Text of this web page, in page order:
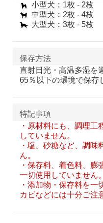
小型犬：1枚 - 2枚
中型犬：2枚 - 4枚
大型犬：3枚 - 5枚
保存方法
直射日光・高温多湿を
65％以下の環境で保存
特記事項
・原材料にも、調理工
していません。
・塩、砂糖など、調味
ん。
・保存料、着色料、膨
一切使用していません。
・添加物・保存料を
カビなどには十分ご注